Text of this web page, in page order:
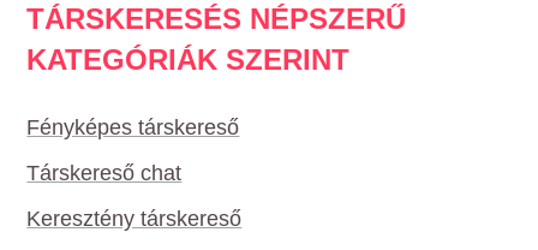
TÁRSKERESÉS NÉPSZERŰ
KATEGÓRIÁK SZERINT
Fényképes társkereső
Társkereső chat
Keresztény társkereső